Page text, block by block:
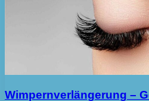
Wimpernverlängerung –